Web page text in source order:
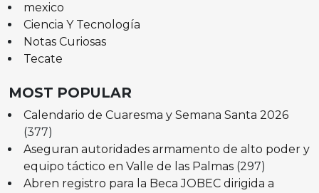
mexico
Ciencia Y Tecnología
Notas Curiosas
Tecate
MOST POPULAR
Calendario de Cuaresma y Semana Santa 2026
(377)
Aseguran autoridades armamento de alto poder y
equipo táctico en Valle de las Palmas (297)
Abren registro para la Beca JOBEC dirigida a